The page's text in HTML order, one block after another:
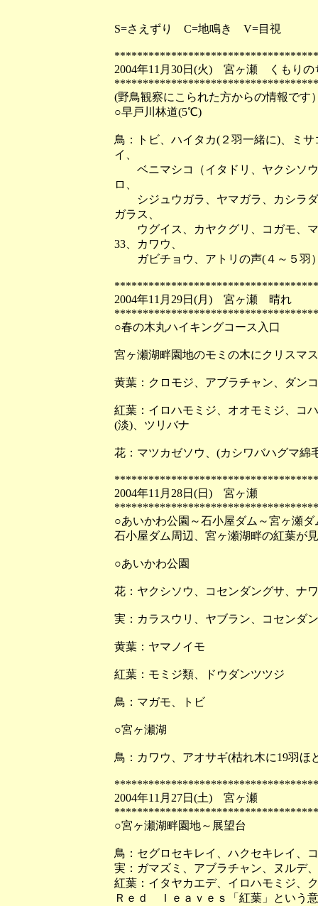
S=さえずり C=地鳴き V=目視
2004年11月30日(火) 宮ヶ瀬 くもり
(野鳥観察にこられた方からの情報です
○早戸川林道(5℃)
鳥：トビ、ハイタカ(２羽一緒に)、ミ
イ、
ベニマシコ（イタドリ、ヤクシソウ
ロ、
シジュウガラ、ヤマガラ、カシラダ
ガラス、
ウグイス、カヤクグリ、コガモ、マ
33、カワウ、
ガビチョウ、アトリの声(４～５羽
2004年11月29日(月) 宮ヶ瀬 晴れ
○春の木丸ハイキングコース入口
宮ヶ瀬湖畔園地のモミの木にクリスマ
黄葉：クロモジ、アブラチャン、ダン
紅葉：イロハモミジ、オオモミジ、コ
(淡)、ツリバナ
花：マツカゼソウ、(カシワバハグマ綿
2004年11月28日(日) 宮ヶ瀬
○あいかわ公園～石小屋ダム～宮ヶ瀬ダ
石小屋ダム周辺、宮ヶ瀬湖畔の紅葉が
○あいかわ公園
花：ヤクシソウ、コセンダングサ、ナ
実：カラスウリ、ヤブラン、コセンダ
黄葉：ヤマノイモ
紅葉：モミジ類、ドウダンツツジ
鳥：マガモ、トビ
○宮ヶ瀬湖
鳥：カワウ、アオサギ(枯れ木に19羽
2004年11月27日(土) 宮ヶ瀬
○宮ヶ瀬湖畔園地～展望台
鳥：セグロセキレイ、ハクセキレイ、
実：ガマズミ、アブラチャン、ヌルデ
紅葉：イタヤカエデ、イロハモミジ、
Ｒｅｄ Ｉｅａｖｅｓ「紅葉」という